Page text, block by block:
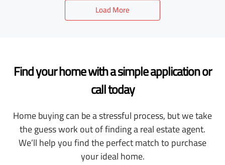
Load More
Find your home with a simple application or
call today
Home buying can be a stressful process, but we take
the guess work out of finding a real estate agent.
We’ll help you find the perfect match to purchase
your ideal home.